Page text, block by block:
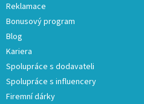
Reklamace
Bonusový program
Blog
Kariera
Spolupráce s dodavateli
Spolupráce s influencery
Firemní dárky